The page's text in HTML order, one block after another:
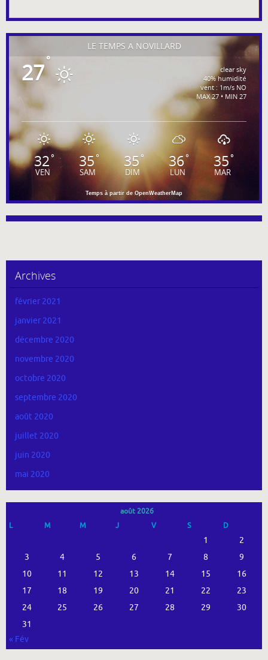
LE TEMPS À NOVILLARD
27°
clear sky
40% humidité
vent : 1m/s NO
MAX 27 • MIN 27
32°
VEN
35°
SAM
35°
DIM
36°
LUN
35°
MAR
Temps à partir de OpenWeatherMap
Archives
février 2021
janvier 2021
décembre 2020
novembre 2020
octobre 2020
septembre 2020
août 2020
juillet 2020
juin 2020
mai 2020
août 2026
L
M M J V S D
1
2
3
4 5 6 7 8
9
10
11 12 13 14 15
16
17
18 19 20 21 22
23
24
25 26 27 28 29
30
31
« Fév